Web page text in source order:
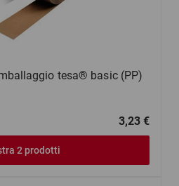
tesa® basic (PP)
3,23 €
2 prodotti